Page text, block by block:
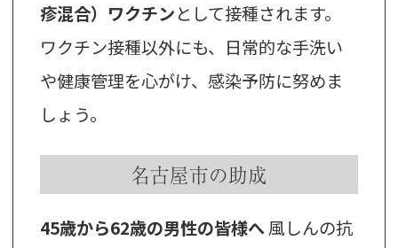
疹混合）ワクチンとして接種されます。
ワクチン接種以外にも、日常的な手洗い
や健康管理を心がけ、感染予防に努めま
しょう。
名古屋市の助成
45歳から62歳の男性の皆様へ風しんの抗